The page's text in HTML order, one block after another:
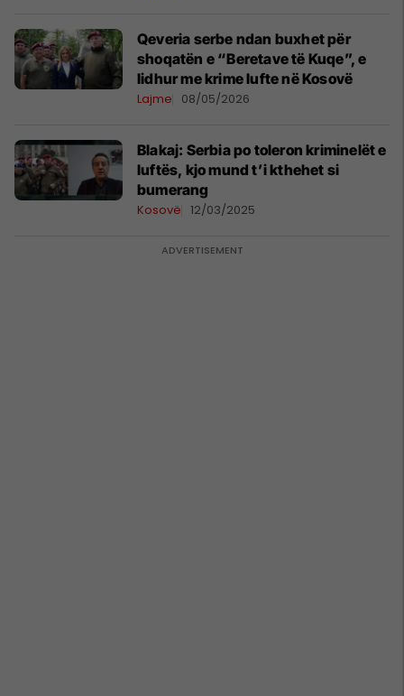
Qeveria serbe ndan buxhet për
shoqatën e “Beretave të Kuqe”, e
lidhur me krime lufte në Kosovë
Lajme 08/05/2026
Blakaj: Serbia po toleron kriminelët e
luftës, kjo mund t’i kthehet si
bumerang
Kosovë 12/03/2025